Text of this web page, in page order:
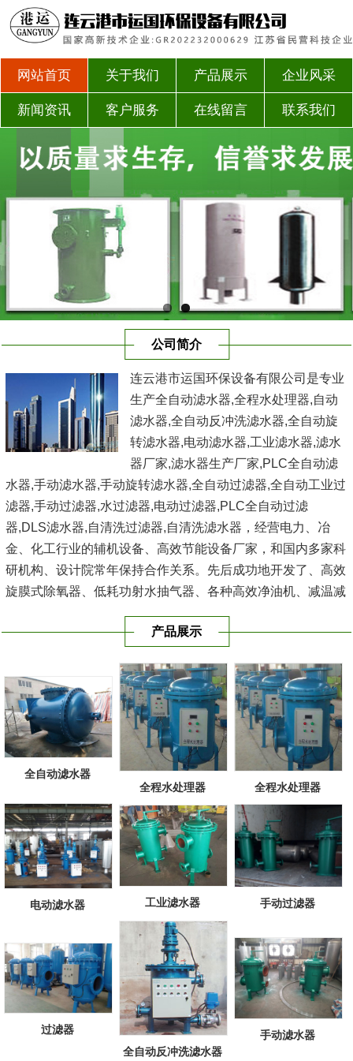
网站首页 关于我们 产品展示 企业风采
新闻资讯 客户服务 在线留言 联系我们
公司简介
连云港市运国环保设备有限公司是专业
生产全自动滤水器,全程水处理器,自动
滤水器,全自动反冲洗滤水器,全自动旋
转滤水器,电动滤水器,工业滤水器,滤水
器厂家,滤水器生产厂家,PLC全自动滤
水器,手动滤水器,手动旋转滤水器,全自动过滤器,全自动工业过
滤器,手动过滤器,水过滤器,电动过滤器,PLC全自动过滤
器,DLS滤水器,自清洗过滤器,自清洗滤水器，经营电力、冶
金、化工行业的辅机设备、高效节能设备厂家，和国内多家科
研机构、设计院常年保持合作关系。先后成功地开发了、高效
旋膜式除氧器、低耗功射水抽气器、各种高效净油机、减温减
冷油器、空气冷却...[查看详情]产品展示
全自动滤水器
全程水处理器
全程水处理器
电动滤水器 工业滤水器 手动过滤器
过滤器
全自动反冲洗滤水器
手动滤水器